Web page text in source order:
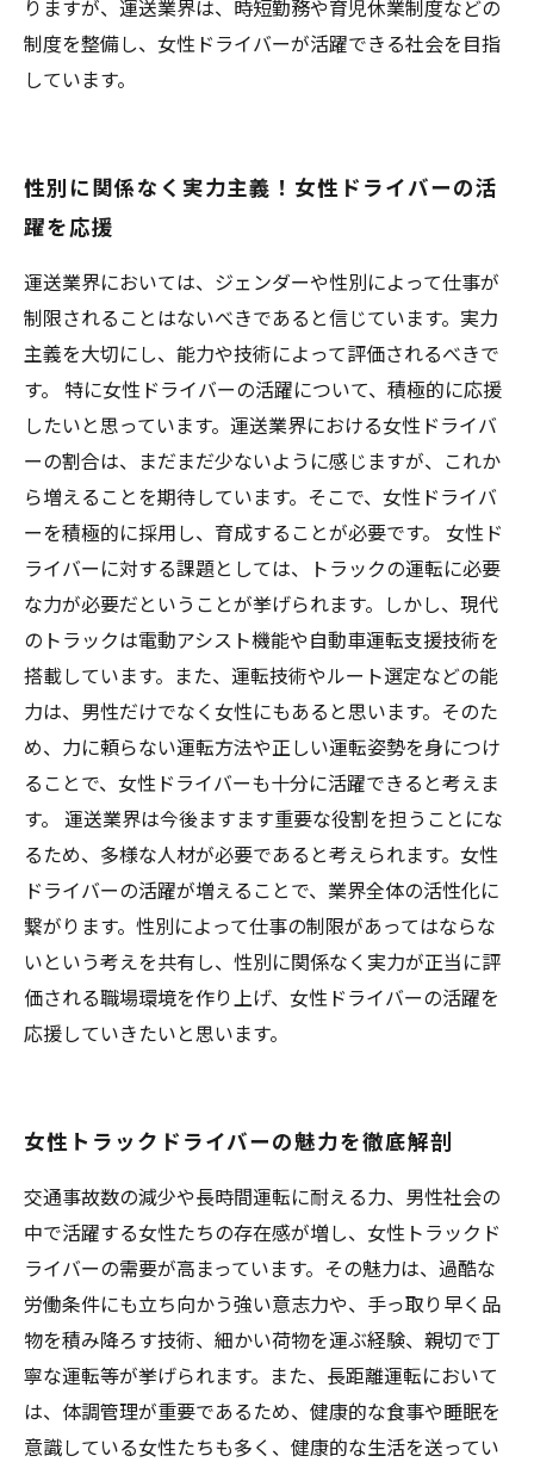
りますが、運送業界は、時短勤務や育児休業制度などの
制度を整備し、女性ドライバーが活躍できる社会を目指
しています。
性別に関係なく実力主義！女性ドライバーの活
躍を応援
運送業界においては、ジェンダーや性別によって仕事が
制限されることはないべきであると信じています。実力
主義を大切にし、能力や技術によって評価されるべきで
す。 特に女性ドライバーの活躍について、積極的に応援
したいと思っています。運送業界における女性ドライバ
ーの割合は、まだまだ少ないように感じますが、これか
ら増えることを期待しています。そこで、女性ドライバ
ーを積極的に採用し、育成することが必要です。 女性ド
ライバーに対する課題としては、トラックの運転に必要
な力が必要だということが挙げられます。しかし、現代
のトラックは電動アシスト機能や自動車運転支援技術を
搭載しています。また、運転技術やルート選定などの能
力は、男性だけでなく女性にもあると思います。そのた
め、力に頼らない運転方法や正しい運転姿勢を身につけ
ることで、女性ドライバーも十分に活躍できると考えま
す。 運送業界は今後ますます重要な役割を担うことにな
るため、多様な人材が必要であると考えられます。女性
ドライバーの活躍が増えることで、業界全体の活性化に
繋がります。性別によって仕事の制限があってはならな
いという考えを共有し、性別に関係なく実力が正当に評
価される職場環境を作り上げ、女性ドライバーの活躍を
応援していきたいと思います。
女性トラックドライバーの魅力を徹底解剖
交通事故数の減少や長時間運転に耐える力、男性社会の
中で活躍する女性たちの存在感が増し、女性トラックド
ライバーの需要が高まっています。その魅力は、過酷な
労働条件にも立ち向かう強い意志力や、手っ取り早く品
物を積み降ろす技術、細かい荷物を運ぶ経験、親切で丁
寧な運転等が挙げられます。また、長距離運転において
は、体調管理が重要であるため、健康的な食事や睡眠を
意識している女性たちも多く、健康的な生活を送ってい